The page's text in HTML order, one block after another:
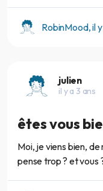
RobinMood, il
julien
il y a 3 ans
êtes vous
Moi, je viens bien,
pense trop ? et vous